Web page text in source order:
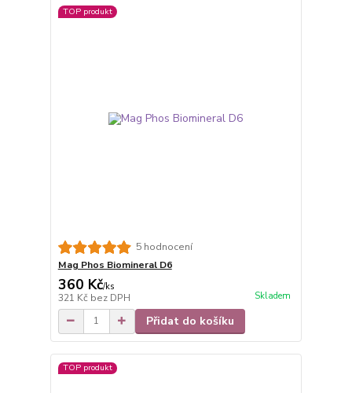
TOP produkt
5 hodnocení
Mag Phos Biomineral D6
360 Kč/ks
321 Kč bez DPH Skladem
Přidat do košíku
TOP produkt